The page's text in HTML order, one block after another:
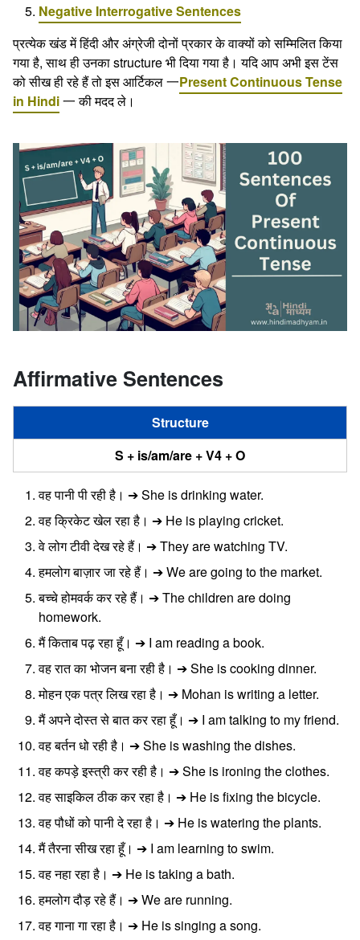
Negative Interrogative Sentences
प्रत्येक खंड में हिंदी और अंग्रेजी दोनों प्रकार के वाक्यों को सम्मिलित किया
गया है, साथ ही उनका structure भी दिया गया है। यदि आप अभी इस टेंस
को सीख ही रहे हैं तो इस आर्टिकल 一Present Continuous Tense
in Hindi一 की मदद ले।
Affirmative Sentences
Structure
S + is/am/are + V4 + O
वह पानी पी रही है। ➔ She is drinking water.
वह क्रिकेट खेल रहा है। ➔ He is playing cricket.
वे लोग टीवी देख रहे हैं। ➔ They are watching TV.
हमलोग बाज़ार जा रहे हैं। ➔ We are going to the market.
बच्चे होमवर्क कर रहे हैं। ➔ The children are doing
homework.
मैं किताब पढ़ रहा हूँ। ➔ I am reading a book.
वह रात का भोजन बना रही है। ➔ She is cooking dinner.
मोहन एक पत्र लिख रहा है। ➔ Mohan is writing a letter.
मैं अपने दोस्त से बात कर रहा हूँ। ➔ I am talking to my friend.
वह बर्तन धो रही है। ➔ She is washing the dishes.
वह कपड़े इस्त्री कर रही है। ➔ She is ironing the clothes.
वह साइकिल ठीक कर रहा है। ➔ He is fixing the bicycle.
वह पौधों को पानी दे रहा है। ➔ He is watering the plants.
मैं तैरना सीख रहा हूँ। ➔ I am learning to swim.
वह नहा रहा है। ➔ He is taking a bath.
हमलोग दौड़ रहे हैं। ➔ We are running.
वह गाना गा रहा है। ➔ He is singing a song.